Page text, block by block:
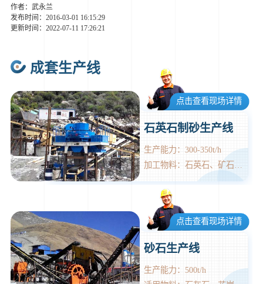
作者：武永兰
发布时间：2016-03-01 16:15:29
更新时间：2022-07-11 17:26:21
成套生产线
点击查看现场详情
石英石制砂生产线
生产能力：300-350t/h
点击查看现场详情
砂石生产线
生产能力：500t/h